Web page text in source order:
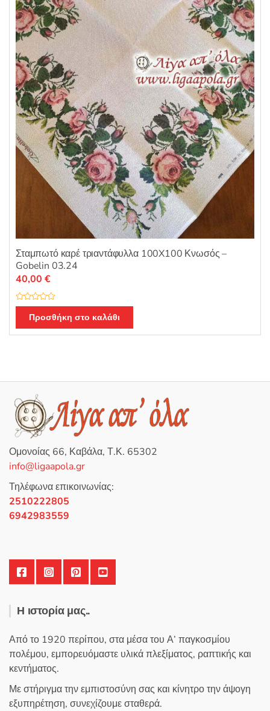
Σταμπωτό καρέ τριαντάφυλλα 100X100 Κνωσός –
Gobelin 03.24
Β
μ
ο
η
μ
ε
0
α
π
ό
40,00 €
Προσθήκη στο καλάθι
Ομονοίας 66, Καβάλα, Τ.Κ. 65302
info@ligaapola.gr
Τηλέφωνα επικοινωνίας:
2510222805
6942983559
Η ιστορία μας..
Από το 1920 περίπου, στα μέσα του Α’ παγκοσμίου
πολέμου, εμπορευόμαστε υλικά πλεξίματος, ραπτικής και
κεντήματος.
Με στήριγμα την εμπιστοσύνη σας και κίνητρο την άψογη
εξυπηρέτηση, συνεχίζουμε σταθερά.